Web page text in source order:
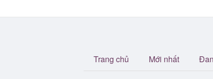
Trang chủ Mới nhất